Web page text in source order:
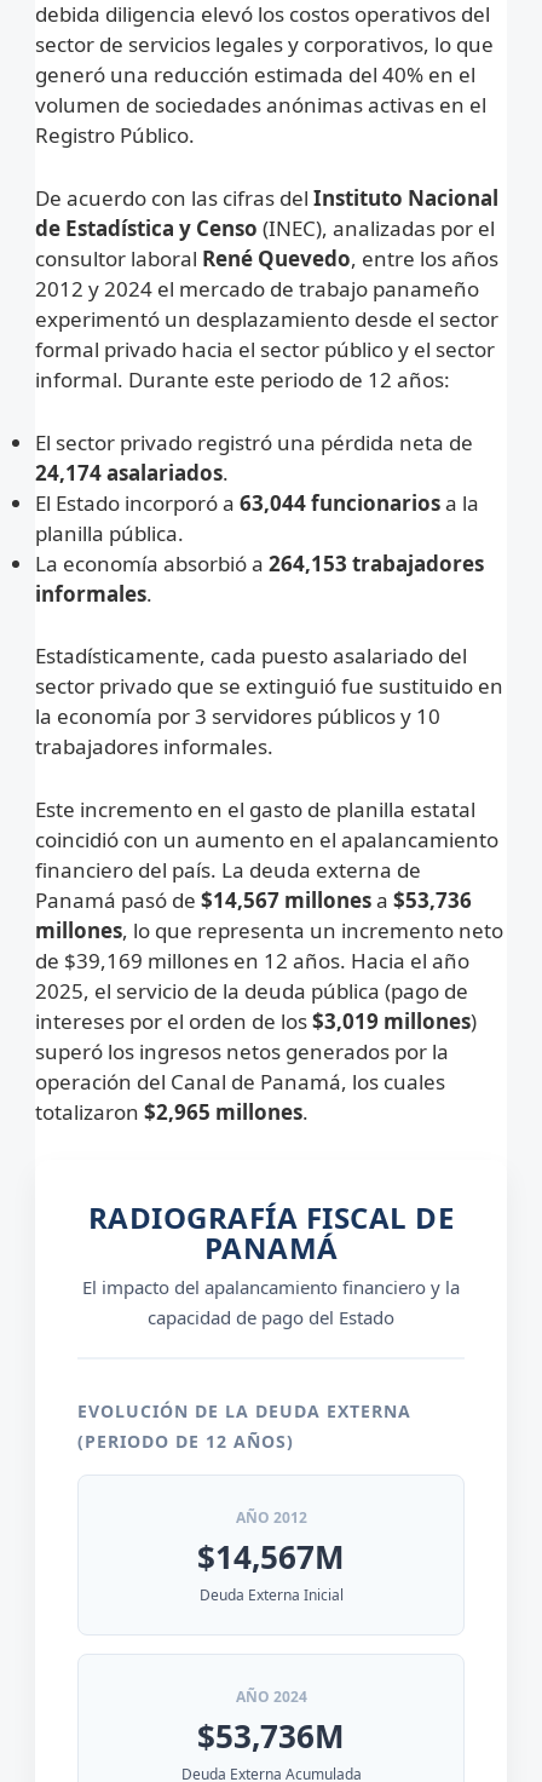
debida diligencia elevó los costos operativos del
sector de servicios legales y corporativos, lo que
generó una reducción estimada del 40% en el
volumen de sociedades anónimas activas en el
Registro Público.
De acuerdo con las cifras delInstituto Nacional
de Estadística y Censo (INEC), analizadas por el
consultor laboral René Quevedo, entre los años
2012 y 2024 el mercado de trabajo panameño
experimentó un desplazamiento desde el sector
formal privado hacia el sector público y el sector
informal. Durante este periodo de 12 años:
El sector privado registró una pérdida neta de
24,174 asalariados.
El Estado incorporó a63,044 funcionariosa la
planilla pública.
La economía absorbió a264,153 trabajadores
informales.
Estadísticamente, cada puesto asalariado del
sector privado que se extinguió fue sustituido en
la economía por 3 servidores públicos y 10
trabajadores informales.
Este incremento en el gasto de planilla estatal
coincidió con un aumento en el apalancamiento
financiero del país. La deuda externa de
Panamá pasó de$14,567 millonesa$53,736
millones, lo que representa un incremento neto
de $39,169 millones en 12 años. Hacia el año
2025, el servicio de la deuda pública (pago de
intereses por el orden de los$3,019 millones)
superó los ingresos netos generados por la
operación del Canal de Panamá, los cuales
totalizaron$2,965 millones.
RADIOGRAFÍA FISCAL DE
PANAMÁ
El impacto del apalancamiento financiero y la
capacidad de pago del Estado
EVOLUCIÓN DE LA DEUDA EXTERNA
(PERIODO DE 12 AÑOS)
AÑO 2012
$14,567M
Deuda Externa Inicial
AÑO 2024
$53,736M
Deuda Externa Acumulada